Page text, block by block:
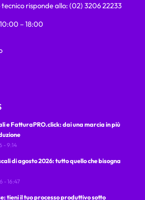
risponde allo: (02) 3206 22233
10:00 – 18:00
e FatturaPRO.click: dai una marcia in più
- 9:14
di agosto 2026: tutto quello che bisogna
- 16:47
tieni il tuo processo produttivo sotto